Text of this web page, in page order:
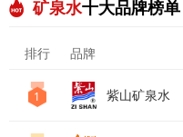
矿泉水十大品牌榜单
排行 品牌
1 紫山矿泉水